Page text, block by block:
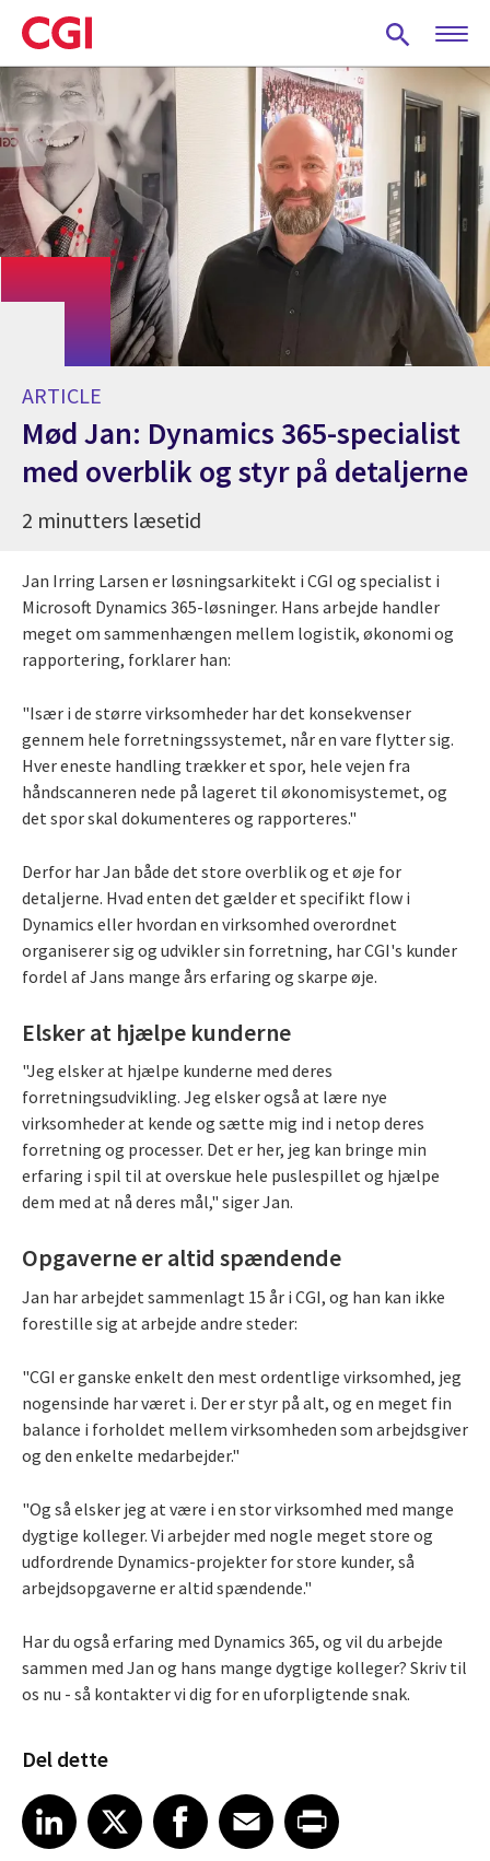
Skip
to
main
content
ARTICLE
Mød Jan: Dynamics 365-specialist
med overblik og styr på detaljerne
2 minutters læsetid
Jan Irring Larsen er løsningsarkitekt i CGI og specialist i
Microsoft Dynamics 365-løsninger. Hans arbejde handler
meget om sammenhængen mellem logistik, økonomi og
rapportering, forklarer han:
"Især i de større virksomheder har det konsekvenser
gennem hele forretningssystemet, når en vare flytter sig.
Hver eneste handling trækker et spor, hele vejen fra
håndscanneren nede på lageret til økonomisystemet, og
det spor skal dokumenteres og rapporteres."
Derfor har Jan både det store overblik og et øje for
detaljerne. Hvad enten det gælder et specifikt flow i
Dynamics eller hvordan en virksomhed overordnet
organiserer sig og udvikler sin forretning, har CGI's kunder
fordel af Jans mange års erfaring og skarpe øje.
Elsker at hjælpe kunderne
"Jeg elsker at hjælpe kunderne med deres
forretningsudvikling. Jeg elsker også at lære nye
virksomheder at kende og sætte mig ind i netop deres
forretning og processer. Det er her, jeg kan bringe min
erfaring i spil til at overskue hele puslespillet og hjælpe
dem med at nå deres mål," siger Jan.
Opgaverne er altid spændende
Jan har arbejdet sammenlagt 15 år i CGI, og han kan ikke
forestille sig at arbejde andre steder:
"CGI er ganske enkelt den mest ordentlige virksomhed, jeg
nogensinde har været i. Der er styr på alt, og en meget fin
balance i forholdet mellem virksomheden som arbejdsgiver
og den enkelte medarbejder."
"Og så elsker jeg at være i en stor virksomhed med mange
dygtige kolleger. Vi arbejder med nogle meget store og
udfordrende Dynamics-projekter for store kunder, så
arbejdsopgaverne er altid spændende."
Har du også erfaring med Dynamics 365, og vil du arbejde
sammen med Jan og hans mange dygtige kolleger? Skriv til
os nu - så kontakter vi dig for en uforpligtende snak.
Del dette
Share article on LinkedIn
LinkedIn
Share article on XShare article on Facebook
Facebook
Share article on Email
EmailShare article on Print